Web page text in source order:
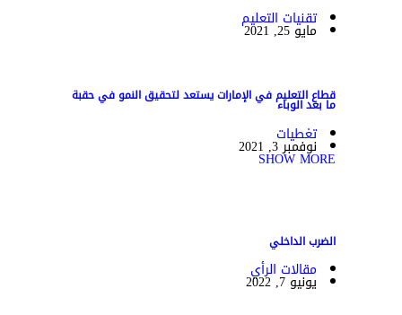
تقنيات التعليم
مايو 25, 2021
قطاع التعليم في الإمارات يستعد لتحقيق النمو في حقبة
ما بعد الوباء
تغطيات
نوفمبر 3, 2021
SHOW MORE
الضرب الداخلي
مقالات الرأي
يونيو 7, 2022